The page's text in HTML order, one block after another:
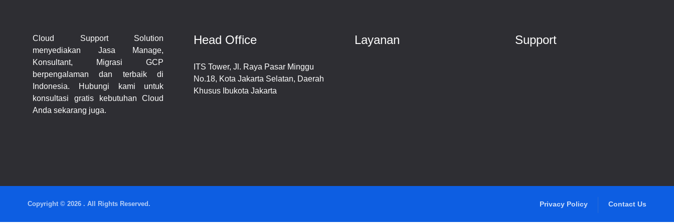
Cloud Support Solution
menyediakan Jasa Manage,
Konsultant, Migrasi GCP
berpengalaman dan terbaik di
Indonesia. Hubungi kami untuk
konsultasi gratis kebutuhan Cloud
Anda sekarang juga.
Head Office
ITS Tower, Jl. Raya Pasar Minggu
No.18, Kota Jakarta Selatan, Daerah
Khusus Ibukota Jakarta
Layanan Support
Copyright © 2026 . All Rights Reserved. Contact Us
Privacy Policy